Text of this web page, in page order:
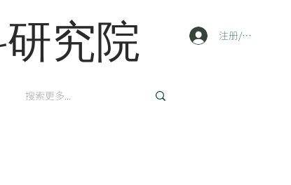
注册/登陆
究院